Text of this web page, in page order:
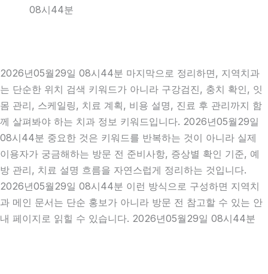
08시44분
2026년05월29일 08시44분 마지막으로 정리하면, 지역치과
는 단순한 위치 검색 키워드가 아니라 구강검진, 충치 확인, 잇
몸 관리, 스케일링, 치료 계획, 비용 설명, 진료 후 관리까지 함
께 살펴봐야 하는 치과 정보 키워드입니다. 2026년05월29일
08시44분 중요한 것은 키워드를 반복하는 것이 아니라 실제
이용자가 궁금해하는 방문 전 준비사항, 증상별 확인 기준, 예
방 관리, 치료 설명 흐름을 자연스럽게 정리하는 것입니다.
2026년05월29일 08시44분 이런 방식으로 구성하면 지역치
과 메인 문서는 단순 홍보가 아니라 방문 전 참고할 수 있는 안
내 페이지로 읽힐 수 있습니다. 2026년05월29일 08시44분